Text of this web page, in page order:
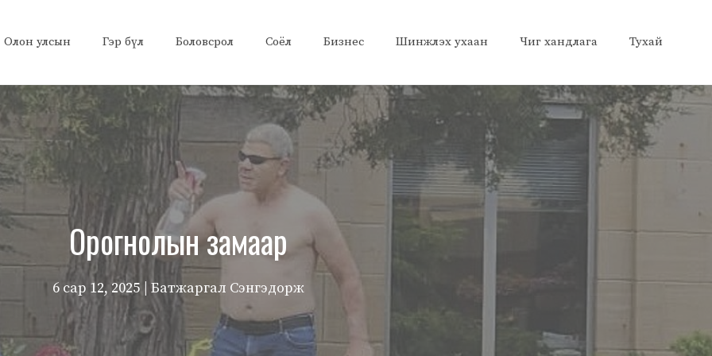
Олон улсын Гэр бүл Боловсрол Соёл Бизнес Шинжлэх ухаан Чиг хандлага Тухай
Орогнолын замаар
6 сар 12, 2025 | Батжаргал Сэнгэдорж